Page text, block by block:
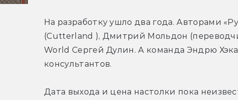
На разработку ушло два года. Авторами
(Cutterland ), Дмитрий Мольдон
World Сергей Дулин. А команда Эндрю
консультантов.
Дата выхода и цена настолки пока